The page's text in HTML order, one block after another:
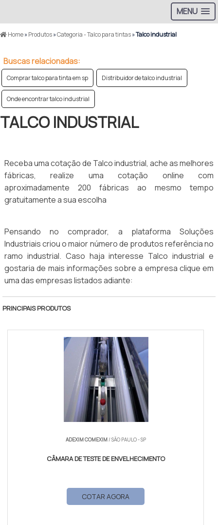
MENU
Home»Produtos»Categoria - Talco para tintas»Talco industrial
Buscas relacionadas:
Comprar talco para tinta em sp Distribuidor de talco industrial
Onde encontrar talco industrial
TALCO INDUSTRIAL
Receba uma cotação de Talco industrial, ache as melhores
fábricas, realize uma cotação online com
aproximadamente 200 fábricas ao mesmo tempo
gratuitamente a sua escolha
Pensando no comprador, a plataforma Soluções
Industriais criou o maior número de produtos referência no
ramo industrial. Caso haja interesse Talco industrial e
gostaria de mais informações sobre a empresa clique em
uma das empresas listados adiante:
PRINCIPAIS PRODUTOS
ADEXIM COMEXIM/ SÃO PAULO - SP
CÂMARA DE TESTE DE ENVELHECIMENTO
COTAR AGORA